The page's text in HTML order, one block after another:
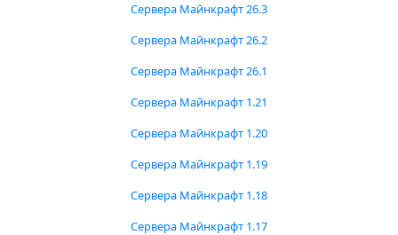
Сервера Майнкрафт 26.3
Сервера Майнкрафт 26.2
Сервера Майнкрафт 26.1
Сервера Майнкрафт 1.21
Сервера Майнкрафт 1.20
Сервера Майнкрафт 1.19
Сервера Майнкрафт 1.18
Сервера Майнкрафт 1.17